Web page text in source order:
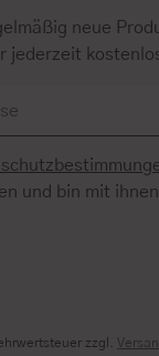
neue
jederzeit
und bin mit
zzgl.